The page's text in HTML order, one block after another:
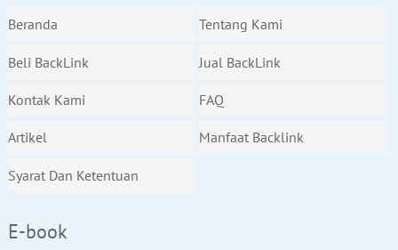
Beranda Tentang Kami
Beli BackLink Jual BackLink
Kontak Kami FAQ
Artikel Manfaat Backlink
Syarat Dan Ketentuan
E-book